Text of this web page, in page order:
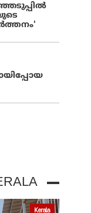
Kerala